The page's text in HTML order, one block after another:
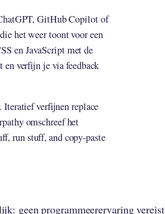
GitHub Copilot of
het weer toont voor een
en JavaScript met de
en verfijn je via feedback
verfijnen replace
omschreef het
run stuff, and copy-paste
geen programmeerervaring vereist